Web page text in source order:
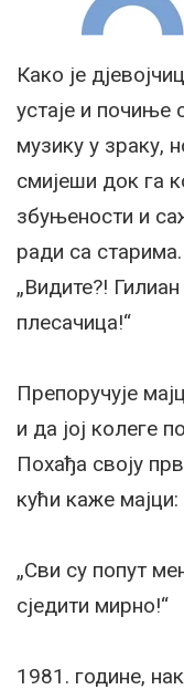
Како је
устаје и почиње
музику у зраку,
смијеши док га
збуњености и
ради са
„Видите?!
плесачица!“
Препоручује
и да јој колеге
Похађа своју
кући каже мајци:
„Сви су попут
сједити мирно!“
1981. године,